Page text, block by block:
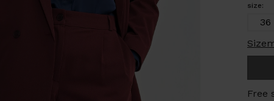
size:
36
Free